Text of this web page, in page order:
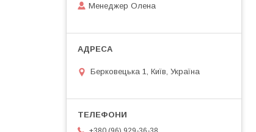
Менеджер Олена
Берковецька 1, Київ, Україна